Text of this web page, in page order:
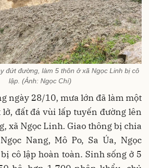
đứt đường, làm 5 thôn ở xã Ngọc Linh bị cô
lập. (Ảnh: Ngọc Chí)
ngày 28/10, mưa lớn đã làm một
đất đá vùi lấp tuyến đường lên
xã Ngọc Linh. Giao thông bị chia
Nang, Mô Po, Sa Úa, Ngọc
cô lập hoàn toàn. Sinh sống ở 5